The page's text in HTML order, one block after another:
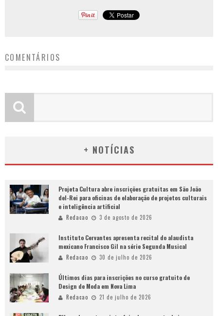
COMENTÁRIOS
+ NOTÍCIAS
Projeta Cultura abre inscrições gratuitas em São João
del-Rei para oficinas de elaboração de projetos culturais
e inteligência artificial
Redacao 3 de agosto de 2026
Instituto Cervantes apresenta recital do alaudista
mexicano Francisco Gil na série Segunda Musical
Redacao 30 de julho de 2026
Últimos dias para inscrições no curso gratuito de
Design de Moda em Nova Lima
Redacao 21 de julho de 2026